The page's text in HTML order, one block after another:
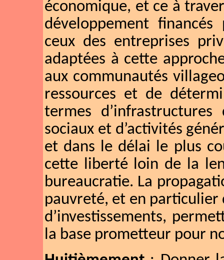
économique, et ce à
développement
ceux des entreprises
adaptées à cette
aux communautés
ressources et de
termes
sociaux et d’activités
et dans le délai le plus
cette liberté loin de la
bureaucratie. La
pauvreté, et en particulier
d’investissements,
la base prometteur pour